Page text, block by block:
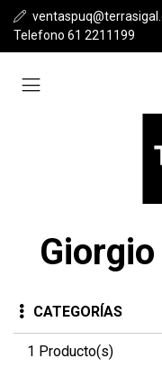
Telefono 61 2211199
CATEGORÍAS
1 Producto(s)